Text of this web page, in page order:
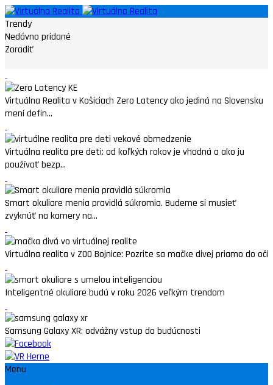
Trendy
Nedávno pridané
Zoradiť
Virtuálna Realita v Košiciach Zero Latency ako jediná na Slovensku
mení defin...
Virtuálna realita pre deti: od koľkých rokov je vhodná a ako ju
používať bezp...
Smart okuliare menia pravidlá súkromia. Budeme si musieť
zvyknúť na kamery na...
Virtuálna realita v ZOO Bojnice: Pozrite sa mačke divej priamo do očí
Inteligentné okuliare budú v roku 2026 veľkým trendom
Samsung Galaxy XR: odvážny vstup do budúcnosti
Menu